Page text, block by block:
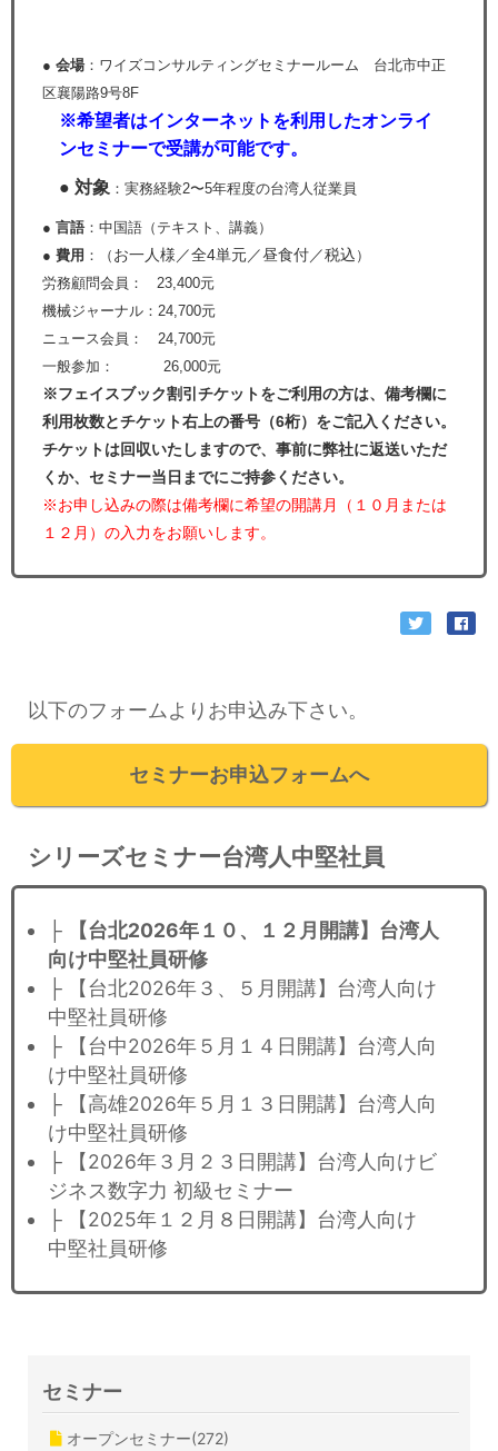
● 会場：ワイズコンサルティングセミナールーム 台北市中正
区襄陽路9号8F
※希望者はインターネットを利用したオンライ
ンセミナーで受講が可能です。
● 対象 ：実務経験2〜5年程度の台湾人従業員
● 言語：中国語（テキスト、講義）
● 費用 ：（ お一人様／全4単元／昼食付／税込 ）
労務顧問会員： 23,400元
機械ジャーナル：24,700元
ニュース会員： 24,700元
一般参加： 26,000元
※フェイスブック割引チケットをご利用の方は、備考欄に
利用枚数とチケット右上の番号（6桁）をご記入ください。
チケットは回収いたしますので、事前に弊社に返送いただ
くか、セミナー当日までにご持参ください。
※お申し込みの際は備考欄に希望の開講月（１０月または
１２月）の入力をお願いします。​
以下のフォームよりお申込み下さい。
セミナーお申込フォームへ
シリーズセミナー台湾人中堅社員
├
【台北2026年１０、１２月開講】台湾人
向け中堅社員研修
├ 【台北2026年３、５月開講】台湾人向け
中堅社員研修
├ 【台中2026年５月１４日開講】台湾人向
け中堅社員研修
├ 【高雄2026年５月１３日開講】台湾人向
け中堅社員研修
├ 【2026年３月２３日開講】台湾人向けビ
ジネス数字力 初級セミナー
├ 【2025年１２月８日開講】台湾人向け
中堅社員研修
セミナー
オープンセミナー(272)